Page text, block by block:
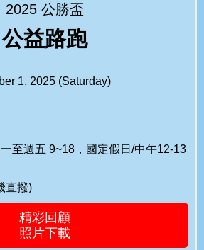
2025 公勝盃
公益路跑
1, 2025 (Saturday)
至週五 9~18，國定假日/中午12-13
直撥)
精彩回顧
照片下載